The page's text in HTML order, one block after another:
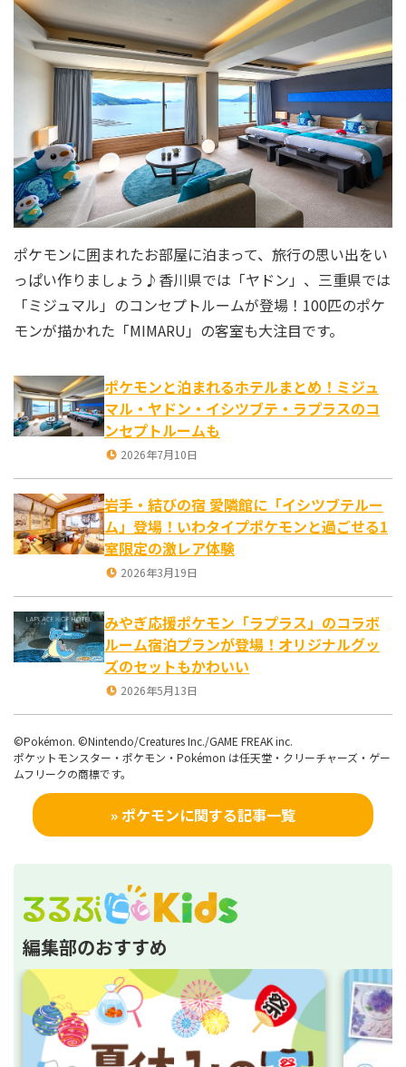
ポケモンに囲まれたお部屋に泊まって、旅行の思い出をい
っぱい作りましょう♪香川県では「ヤドン」、三重県では
「ミジュマル」のコンセプトルームが登場！100匹のポケ
モンが描かれた「MIMARU」の客室も大注目です。
ポケモンと泊まれるホテルまとめ！ミジュ
マル・ヤドン・イシツブテ・ラプラスのコ
ンセプトルームも
2026年7月10日
岩手・結びの宿 愛隣館に「イシツブテルー
ム」登場！いわタイプポケモンと過ごせる1
室限定の激レア体験
2026年3月19日
みやぎ応援ポケモン「ラプラス」のコラボ
ルーム宿泊プランが登場！オリジナルグッ
ズのセットもかわいい
2026年5月13日
©Pokémon. ©Nintendo/Creatures Inc./GAME FREAK inc.
ポケットモンスター・ポケモン・Pokémon は任天堂・クリーチャーズ・ゲー
ムフリークの商標です。
» ポケモンに関する記事一覧
編集部のおすすめ